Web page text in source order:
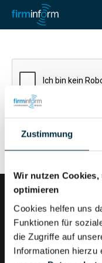
Zustimmung
Wir nutzen Cookies,
optimieren
Cookies helfen uns
Funktionen für
die Zugriffe auf
Informationen hierzu
firminform ist ein